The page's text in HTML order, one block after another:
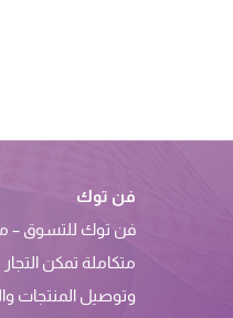
فن توك
فن توك للتسوق –
متكاملة تمكن
وتوصيل المنتجات